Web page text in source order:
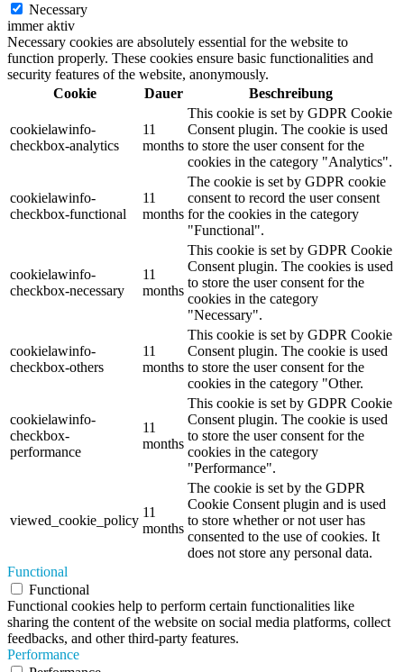
Necessary
immer aktiv
Necessary cookies are absolutely essential for the website to
function properly. These cookies ensure basic functionalities and
security features of the website, anonymously.
Cookie
Dauer Beschreibung
cookielawinfo-
checkbox-analytics
11
months
This cookie is set by GDPR Cookie
Consent plugin. The cookie is used
to store the user consent for the
cookies in the category "Analytics".
cookielawinfo-
checkbox-functional
11
months
The cookie is set by GDPR cookie
consent to record the user consent
for the cookies in the category
"Functional".
cookielawinfo-
checkbox-necessary
11
months
This cookie is set by GDPR Cookie
Consent plugin. The cookies is used
to store the user consent for the
cookies in the category
"Necessary".
cookielawinfo-
checkbox-others
11
months
This cookie is set by GDPR Cookie
Consent plugin. The cookie is used
to store the user consent for the
cookies in the category "Other.
cookielawinfo-
checkbox-
performance
11
months
This cookie is set by GDPR Cookie
Consent plugin. The cookie is used
to store the user consent for the
cookies in the category
"Performance".
viewed_cookie_policy
11
months
The cookie is set by the GDPR
Cookie Consent plugin and is used
to store whether or not user has
consented to the use of cookies. It
does not store any personal data.
Functional
Functional
Functional cookies help to perform certain functionalities like
sharing the content of the website on social media platforms, collect
feedbacks, and other third-party features.
Performance